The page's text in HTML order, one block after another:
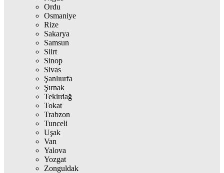
Ordu
Osmaniye
Rize
Sakarya
Samsun
Siirt
Sinop
Sivas
Şanlıurfa
Şırnak
Tekirdağ
Tokat
Trabzon
Tunceli
Uşak
Van
Yalova
Yozgat
Zonguldak